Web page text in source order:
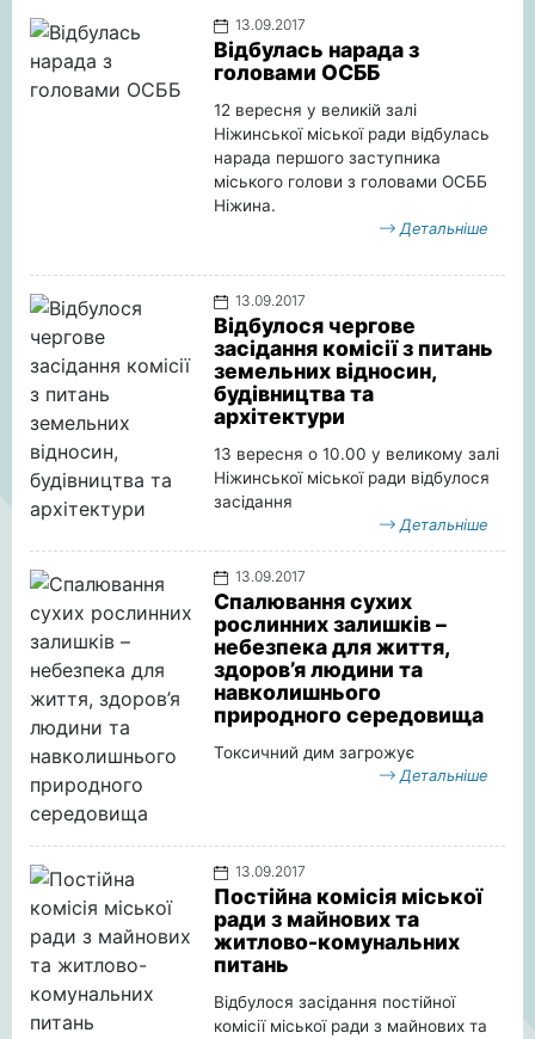
13.09.2017
Відбулась нарада з
головами ОСББ
12 вересня у великій залі
Ніжинської міської ради відбулась
нарада першого заступника
міського голови з головами ОСББ
Ніжина.
Детальніше
13.09.2017
Відбулося чергове
засідання комісії з питань
земельних відносин,
будівництва та
архітектури
13 вересня о 10.00 у великому залі
Ніжинської міської ради відбулося
засідання
Детальніше
13.09.2017
Спалювання сухих
рослинних залишків –
небезпека для життя,
здоров’я людини та
навколишнього
природного середовища
Токсичний дим загрожує
Детальніше
13.09.2017
Постійна комісія міської
ради з майнових та
житлово-комунальних
питань
Відбулося засідання постійної
комісії міської ради з майнових та